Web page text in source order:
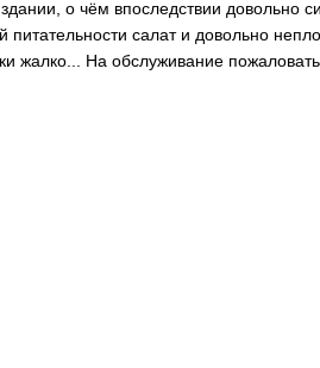
о чём впоследствии довольно
питательности салат и довольно
жалко... На обслуживание